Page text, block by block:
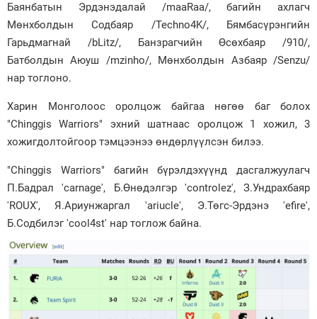
Баянбатын Эрдэнэдалай /maaRaa/, багийн ахлагч
Мөнхболдын Содбаяр /Techno4K/, Бямбасүрэнгийн
Гарьдмагнай /bLitz/, Банзрагчийн Өсөхбаяр /910/,
Батболдын Аюуш /mzinho/, Мөнхболдын Азбаяр /Senzu/
нар тоглоно.
Харин Монголоос оролцож байгаа нөгөө баг болох
"Chinggis Warriors" эхний шатнаас оролцож 1 хожил, 3
хожигдолтойгоор тэмцээнээ өндөрлүүлсэн билээ.
"Chinggis Warriors" багийн бүрэлдэхүүнд дасгалжуулагч
П.Бадрал 'carnage', Б.Өнөдэлгэр 'controlez', З.Ундрахбаяр
'ROUX', Я.Ариунжаргал 'ariucle', Э.Төгс-Эрдэнэ 'efire',
Б.Содбилэг 'cool4st' нар тоглож байна.